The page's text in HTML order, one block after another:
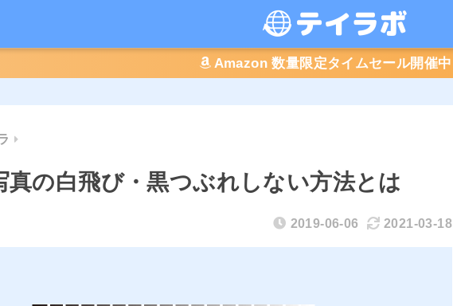
Amazon 数量限定タイムセール開催中
真の白飛び・黒つぶれしない方法とは
2019-06-06 2021-03-18